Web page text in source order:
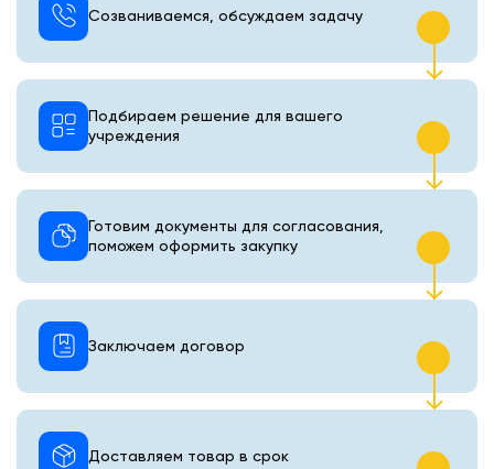
Созваниваемся, обсуждаем задачу
Подбираем решение для вашего
учреждения
Готовим документы для согласования,
поможем оформить закупку
Доставляем товар в срок
Заключаем договор